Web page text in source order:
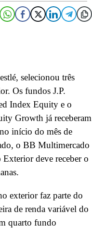
selecionou três
Os fundos J.P.
Index Equity e o
Growth já receberam
início do mês de
o BB Multimercado
deve receber o
exterior faz parte do
de renda variável do
quarto fundo